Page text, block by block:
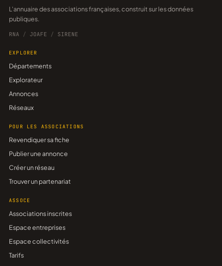
L'annuaire des associations françaises, construit sur les données
publiques.
RNA / JOAFE / SIRENE
EXPLORER
Départements
Explorateur
Annonces
Réseaux
POUR LES ASSOCIATIONS
Revendiquer sa fiche
Publier une annonce
Créer un réseau
Trouver un partenariat
ASSOCE
Associations inscrites
Espace entreprises
Espace collectivités
Tarifs